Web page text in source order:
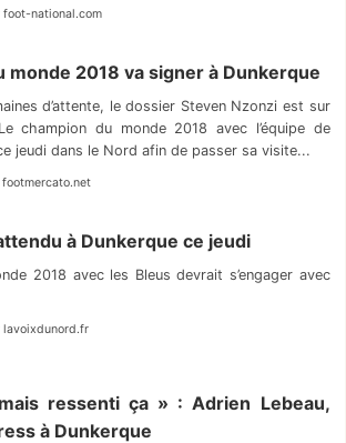
national.com
monde 2018 va signer à Dunkerque
d’attente, le dossier Steven Nzonzi est sur
champion du monde 2018 avec l’équipe de
jeudi dans le Nord afin de passer sa visite...
à Dunkerque ce jeudi
2018 avec les Bleus devrait s’engager avec
ressenti ça » : Adrien Lebeau,
à Dunkerque